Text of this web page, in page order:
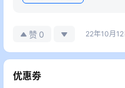
赞 0 22年10月12
优惠劵